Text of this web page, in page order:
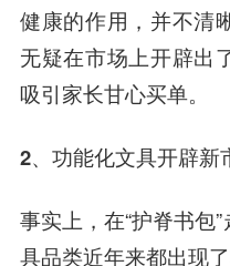
健康的作用，并不清
无疑在市场上开辟出
吸引家长甘心买单。
2、功能化文具开辟新
事实上，在“护脊书包
具品类近年来都出现